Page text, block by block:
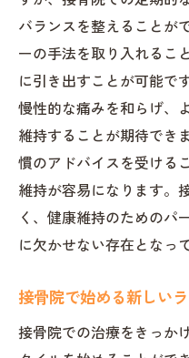
バランスを整えることが
ーの手法を取り入れるこ
に引き出すことが可能で
慢性的な痛みを和らげ、
維持することが期待でき
慣のアドバイスを受ける
維持が容易になります。
く、健康維持のためのパ
に欠かせない存在となっ
接骨院で始める新しい
接骨院での治療をきっか